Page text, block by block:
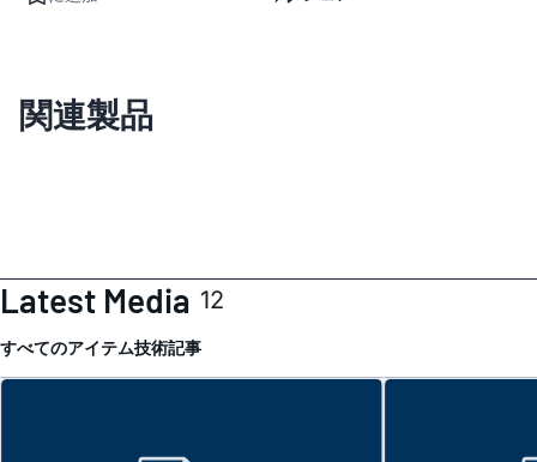
関連製品
Latest Media 12
すべてのアイテム技術記事